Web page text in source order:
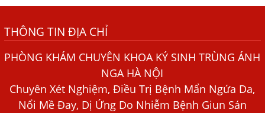
Sán
Dấu Hiệu Ngứa Da, Dị Ứng, Nổi Mề Đay Do Nhiễm Sán
Bác sĩ Nguyễn Ngọc Ánh Phòng Khám Ánh Nga Đề Tài
Nghiên Cứu Khoa
THÔNG TIN ĐỊA CHỈ
PHÒNG KHÁM CHUYÊN KHOA KÝ SINH TRÙNG ÁNH
NGA HÀ NỘI
Chuyên Xét Nghiệm, Điều Trị Bệnh Mẩn Ngứa Da,
Nổi Mề Đay, Dị Ứng Do Nhiễm Bệnh Giun Sán